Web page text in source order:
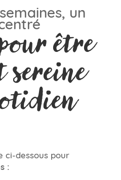
un
être
sereine
ci-dessous pour
: